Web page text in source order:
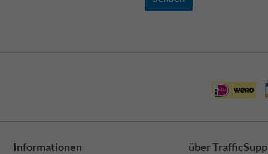
Informationen über